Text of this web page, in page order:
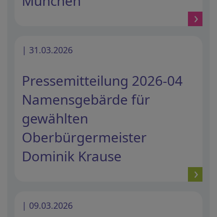
| 31.03.2026
Pressemitteilung 2026-04
Namensgebärde für
gewählten
Oberbürgermeister
Dominik Krause
| 09.03.2026